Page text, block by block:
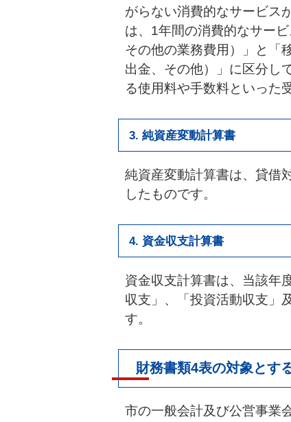
がらない消費的なサービス
は、1年間の消費的なサー
その他の業務費用）」と「
出金、その他）」に区分し
る使用料や手数料といった
3. 純資産変動計算書
純資産変動計算書は、貸借
したものです。
4. 資金収支計算書
資金収支計算書は、当該年
収支」、「投資活動収支」
す。
財務書類4表の対象とす
市の一般会計及び公営事業